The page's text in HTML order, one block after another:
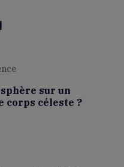
sur un
corps céleste ?